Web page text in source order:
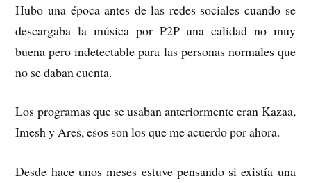
Hubo una época antes de las redes sociales cuando se
descargaba la música por P2P una calidad no muy
buena pero indetectable para las personas normales que
no se daban cuenta.
Los programas que se usaban anteriormente eran Kazaa,
Imesh y Ares, esos son los que me acuerdo por ahora.
Desde hace unos meses estuve pensando si existía una